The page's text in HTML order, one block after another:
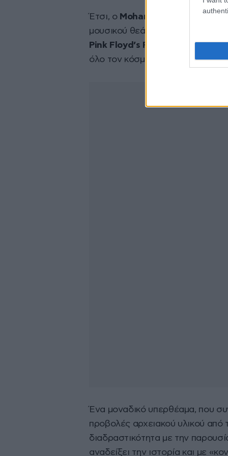
Έτσι, ο Mohamed Yamani
μουσικού θεάτρου, αποφασίζουν
Pink Floyd’s Rock Opera ,
όλο τον κόσμο.
Ένα μοναδικό υπερθέαμα, που
προβολές αρχειακού υλικού από
διαδραστικότητα με την
αναδείξει την ιστορία και με